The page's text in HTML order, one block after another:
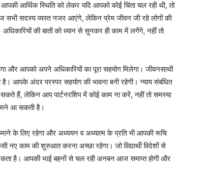
आर्थिक स्थिति को लेकर यदि आपको कोई चिंता चल रही थी, तो
सभी सदस्य व्यस्त नजर आएंगे, लेकिन प्रेम जीवन जी रहे लोगों की
की बातों को ध्यान से सुनकर ही काम में लगेंगे, नहीं तो
और आपको अपने अधिकारियों का पूरा सहयोग मिलेगा। जीवनसाथी
आपके अंदर परस्पर सहयोग की भावना बनी रहेगी। न्याय संबंधित
हैं, लेकिन आप पार्टनरशिप में कोई काम ना करें, नहीं तो समस्या
आ सकती है।
के लिए रहेगा और अध्ययन व अध्यात्म के प्रति भी आपकी रूचि
काम की शुरुआत करना अच्छा रहेगा। जो विद्यार्थी विदेशों से
है। आपकी भाई बहनों से चल रही अनबन आज समाप्त होगी और